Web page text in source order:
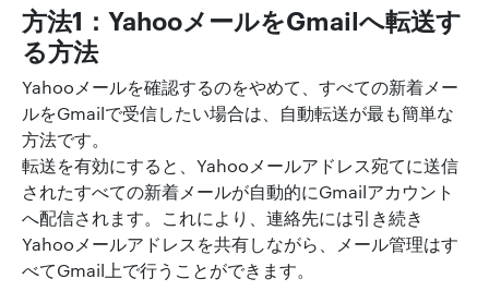
方法1：YahooメールをGmailへ転送す
る方法
Yahooメールを確認するのをやめて、すべての新着メー
ルをGmailで受信したい場合は、自動転送が最も簡単な
方法です。
転送を有効にすると、Yahooメールアドレス宛てに送信
されたすべての新着メールが自動的にGmailアカウント
へ配信されます。これにより、連絡先には引き続き
Yahooメールアドレスを共有しながら、メール管理はす
べてGmail上で行うことができます。